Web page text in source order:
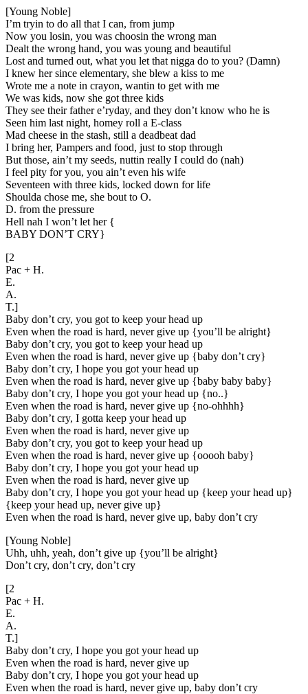
[Young Noble]
I’m tryin to do all that I can, from jump
Now you losin, you was choosin the wrong man
Dealt the wrong hand, you was young and beautiful
Lost and turned out, what you let that nigga do to you? (Damn)
I knew her since elementary, she blew a kiss to me
Wrote me a note in crayon, wantin to get with me
We was kids, now she got three kids
They see their father e’ryday, and they don’t know who he is
Seen him last night, homey roll a E-class
Mad cheese in the stash, still a deadbeat dad
I bring her, Pampers and food, just to stop through
But those, ain’t my seeds, nuttin really I could do (nah)
I feel pity for you, you ain’t even his wife
Seventeen with three kids, locked down for life
Shoulda chose me, she bout to O.
D. from the pressure
Hell nah I won’t let her {
BABY DON’T CRY}
[2
Pac + H.
E.
A.
T.]
Baby don’t cry, you got to keep your head up
Even when the road is hard, never give up {you’ll be alright}
Baby don’t cry, you got to keep your head up
Even when the road is hard, never give up {baby don’t cry}
Baby don’t cry, I hope you got your head up
Even when the road is hard, never give up {baby baby baby}
Baby don’t cry, I hope you got your head up {no..}
Even when the road is hard, never give up {no-ohhhh}
Baby don’t cry, I gotta keep your head up
Even when the road is hard, never give up
Baby don’t cry, you got to keep your head up
Even when the road is hard, never give up {ooooh baby}
Baby don’t cry, I hope you got your head up
Even when the road is hard, never give up
Baby don’t cry, I hope you got your head up {keep your head up}
{keep your head up, never give up}
Even when the road is hard, never give up, baby don’t cry
[Young Noble]
Uhh, uhh, yeah, don’t give up {you’ll be alright}
Don’t cry, don’t cry, don’t cry
[2
Pac + H.
E.
A.
T.]
Baby don’t cry, I hope you got your head up
Even when the road is hard, never give up
Baby don’t cry, I hope you got your head up
Even when the road is hard, never give up, baby don’t cry